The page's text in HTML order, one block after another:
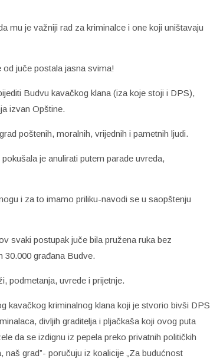
mu je važniji rad za kriminalce i one koji uništavaju
od juče postala jasna svima!
Budvu kavačkog klana (iza koje stoji i DPS),
izvan Opštine.
poštenih, moralnih, vrijednih i pametnih ljudi.
je anulirati putem parade uvreda,
i za to imamo priliku-navodi se u saopštenju
svaki postupak juče bila pružena ruka bez
30.000 građana Budve.
podmetanja, uvrede i prijetnje.
kavačkog kriminalnog klana koji je stvorio bivši DPS
divljih graditelja i pljačkaša koji ovog puta
da se izdignu iz pepela preko privatnih političkih
grad”- poručuju iz koalicije „Za budućnost